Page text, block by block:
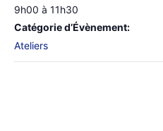
9h00 à 11h30
Catégorie d’Évènement:
Ateliers